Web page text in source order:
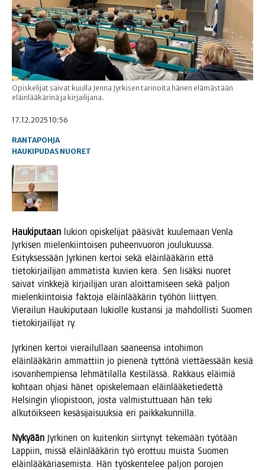
Opiskelijat saivat kuulla Jenna Jyrkisen tarinoita hänen elämästään
eläinlääkärinä ja kirjailijana.
17.12.2025 10:56
RANTAPOHJA
HAUKIPUDAS NUORET
Hau­ki­pu­taan lukion opis­ke­li­jat pää­si­vät kuu­le­maan Ven­la
Jyr­ki­sen mie­len­kiin­toi­sen puheen­vuo­ron jou­lu­kuus­sa.
Esi­tyk­ses­sään Jyr­ki­nen ker­toi sekä eläin­lää­kä­rin että
tie­to­kir­jai­li­jan amma­tis­ta kuvien kera. Sen lisäk­si nuo­ret
sai­vat vink­ke­jä kir­jai­li­jan uran aloit­ta­mi­seen sekä pal­jon
mie­len­kiin­toi­sia fak­to­ja eläin­lää­kä­rin työ­hön liit­tyen.
Vie­rai­lun Hau­ki­pu­taan lukiol­le kus­tan­si ja mah­dol­lis­ti Suo­men
tie­to­kir­jai­li­jat ry.
Jyr­ki­nen ker­toi vie­rai­lul­laan saa­neen­sa into­hi­mon
eläin­lää­kä­rin ammat­tiin jo pie­ne­nä tyt­tö­nä viet­täes­sään kesiä
iso­van­hem­pien­sa leh­mä­ti­lal­la Kes­ti­läs­sä. Rak­kaus eläi­miä
koh­taan ohja­si hänet opis­ke­le­maan eläin­lää­ke­tie­det­tä
Hel­sin­gin yli­opis­toon, jos­ta val­mis­tut­tu­aan hän teki
alku­töik­seen kesä­si­jai­suuk­sia eri paikkakunnilla.
Nyky­ään Jyr­ki­nen on kui­ten­kin siir­ty­nyt teke­mään työ­tään
Lap­piin, mis­sä eläin­lää­kä­rin työ erot­tuu muis­ta Suo­men
eläin­lää­kä­ria­se­mis­ta. Hän työs­ken­te­lee pal­jon poro­jen